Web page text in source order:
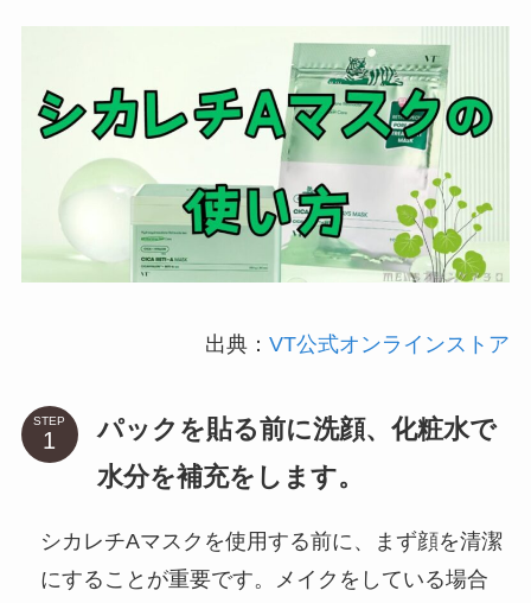
出典：VT公式オンラインストア
STEP
パックを貼る前に洗顔、化粧水で
水分を補充をします。
シカレチAマスクを使用する前に、まず顔を清潔
にすることが重要です。メイクをしている場合